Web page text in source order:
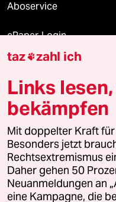
Aboservice
ePaper Login
Downloads für
© 2026 taz Verlags und
Alle Rechte vorbehalten. Bei
wenden Sie sich bitte an
Feedback
taz zahl ich
Links
bekämpfen
Mit doppelter Kraft
Besonders jetzt
Rechtsextremismus
Daher gehen 50
Neuanmeldungen an
eine Kampagne, die